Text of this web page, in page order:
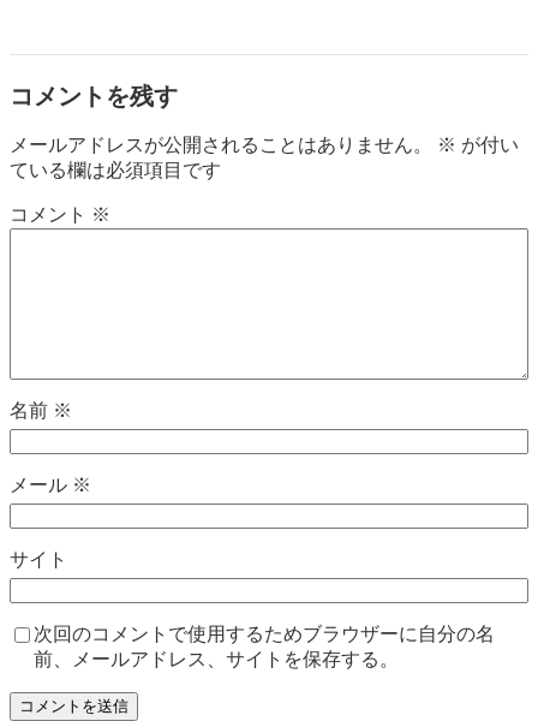
コメントを残す
メールアドレスが公開されることはありません。 ※ が付い
ている欄は必須項目です
コメント ※
名前 ※
メール ※
サイト
次回のコメントで使用するためブラウザーに自分の名
前、メールアドレス、サイトを保存する。